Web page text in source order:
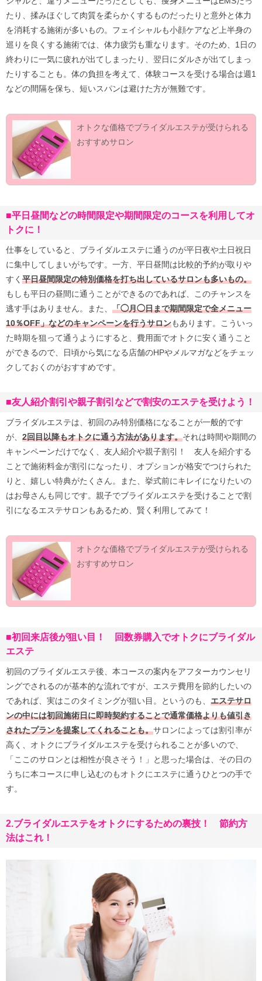
たり、揉みほぐして肉質を柔らかくするものだったりと意外と体力
を消耗する施術が多いもの。フェイシャルも小顔ケアなど上半身の
巡りを良くする施術では、体力疲労も重なります。そのため、1日の
終わりに一気に疲れが出てしまったり、翌日にダルさが出てしまっ
たりすることも。体の負担を考えて、体験コースを受ける場合は週1
などの間隔を保ち、短いスパンは避けた方が無難です。
オトクな価格でブライダルエステが受けられる
おすすめサロン
■平日昼間などの時間限定や期間限定のコースを利用してオ
トクに！
仕事をしていると、ブライダルエステに通うのが平日夜や土日祝日
に集中してしまいがちです。一方、平日昼間は比較的予約が取りや
すく 平日昼間限定の特別価格を打ち出しているサロンも多いもの。
もしも平日の昼間に通うことができるのであれば、このチャンスを
逃す手はありません。また、 「◯月◯日まで期間限定で全メニュー
10％OFF」などのキャンペーンを行うサロンもあります。こういっ
た時期を狙って通うようにすると、費用面でオトクに安く通うこと
ができるので、日頃から気になる店舗のHPやメルマガなどをチェッ
クしておくのがおすすめです。
■友人紹介割引や親子割引などで割安のエステを受けよう！
ブライダルエステは、初回のみ特別価格になることが一般的です
が、 2回目以降もオトクに通う方法があります。それは時間や期間の
キャンペーンだけでなく、友人紹介や親子割引！ 友人を紹介する
ことで施術料金が割引になったり、オプションが格安でつけられた
りと、嬉しい特典がたくさん。また、挙式前にキレイになりたいの
はお母さんも同じです。親子でブライダルエステを受けることで割
引になるエステサロンもあるため、賢く利用してみて！
オトクな価格でブライダルエステが受けられる
おすすめサロン
■初回来店後が狙い目！ 回数券購入でオトクにブライダル
エステ
初回のブライダルエステ後、本コースの案内をアフターカウンセリ
ングでされるのが基本的な流れですが、エステ費用を節約したいの
であれば、実はこのタイミングが狙い目。というのも、 エステサロ
ンの中には初回施術日に即時契約することで通常価格よりも値引き
されたプランを提案してくれることも。サロンによっては割引率が
高く、オトクにブライダルエステを受けられることが多いので、
「ここのサロンとは相性が良さそう！」と思った場合は、その日の
うちに本コースに申し込むのもオトクにエステに通うひとつの手で
す。
2.ブライダルエステをオトクにするための裏技！ 節約方
法はこれ！